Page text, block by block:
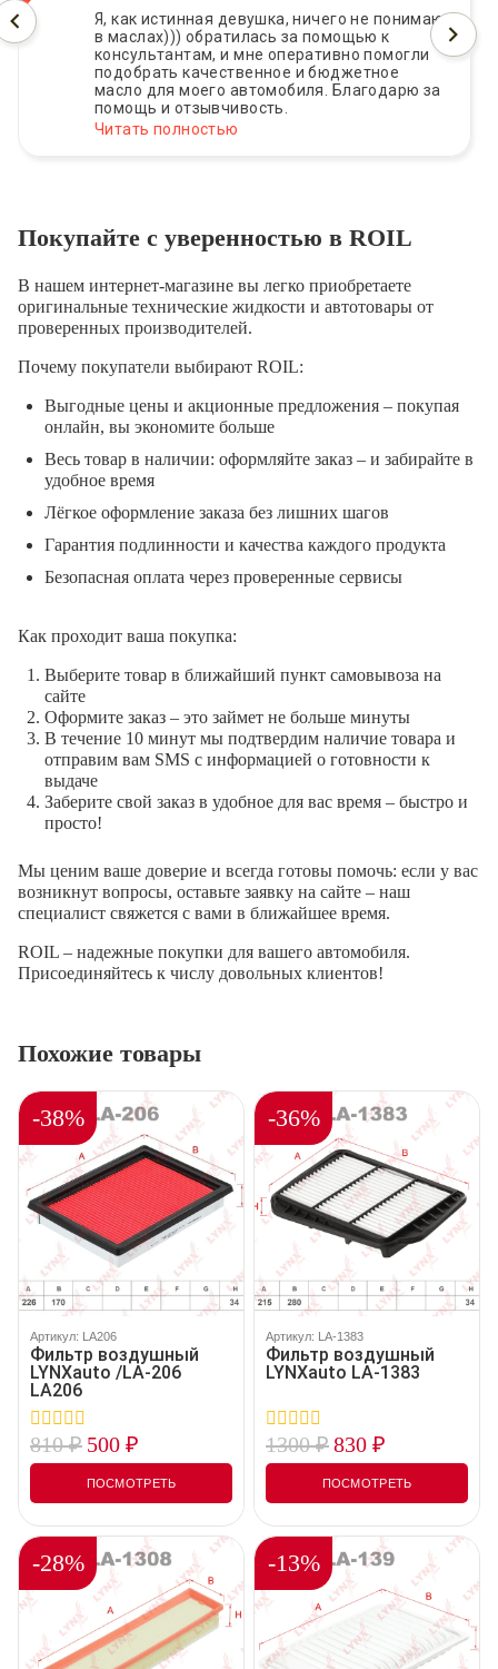
Я, как истинная девушка, ничего не понимаю
в маслах))) обратилась за помощью к
консультантам, и мне оперативно помогли
подобрать качественное и бюджетное
масло для моего автомобиля. Благодарю за
помощь и отзывчивость.
Читать полностью
Покупайте с уверенностью в ROIL
В нашем интернет-магазине вы легко приобретаете
оригинальные технические жидкости и автотовары от
проверенных производителей.
Почему покупатели выбирают ROIL:
Выгодные цены и акционные предложения – покупая
онлайн, вы экономите больше
Весь товар в наличии: оформляйте заказ – и забирайте в
удобное время
Лёгкое оформление заказа без лишних шагов
Гарантия подлинности и качества каждого продукта
Безопасная оплата через проверенные сервисы
Как проходит ваша покупка:
Выберите товар в ближайший пункт самовывоза на
сайте
Оформите заказ – это займет не больше минуты
В течение 10 минут мы подтвердим наличие товара и
отправим вам SMS с информацией о готовности к
выдаче
Заберите свой заказ в удобное для вас время – быстро и
просто!
Мы ценим ваше доверие и всегда готовы помочь: если у вас
возникнут вопросы, оставьте заявку на сайте – наш
специалист свяжется с вами в ближайшее время.
ROIL – надежные покупки для вашего автомобиля.
Присоединяйтесь к числу довольных клиентов!
Похожие товары
-38%
Артикул: LA206
Фильтр воздушный
LYNXauto /LA-206
LA206
0
out
5
810₽ 500 ₽
ПОСМОТРЕТЬ
-36%
Артикул: LA-1383
Фильтр воздушный
LYNXauto LA-1383
0
out
5
1300₽830 ₽
ПОСМОТРЕТЬ
-28% -13%